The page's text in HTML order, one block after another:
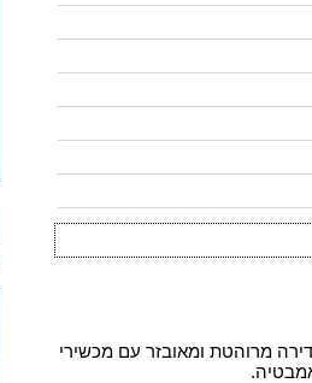
מרוהטת ומאובזר עם מכשירי